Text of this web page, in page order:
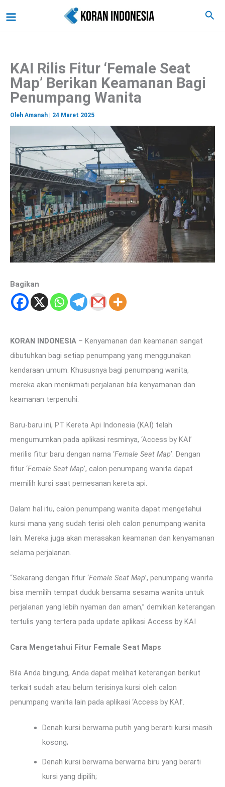
ke
Cari
KAI Rilis Fitur ‘Female Seat
Map’ Berikan Keamanan Bagi
Penumpang Wanita
Oleh Amanah 24 Maret 2025
Bagikan
KORAN INDONESIA – Kenyamanan dan keamanan sangat
dibutuhkan bagi setiap penumpang yang menggunakan
kendaraan umum. Khususnya bagi penumpang wanita,
mereka akan menikmati perjalanan bila kenyamanan dan
keamanan terpenuhi.
Baru-baru ini, PT Kereta Api Indonesia (KAI) telah
mengumumkan pada aplikasi resminya, ‘Access by KAI’
merilis fitur baru dengan nama ‘Female Seat Map’. Dengan
fitur ‘Female Seat Map’, calon penumpang wanita dapat
memilih kursi saat pemesanan kereta api.
Dalam hal itu, calon penumpang wanita dapat mengetahui
kursi mana yang sudah terisi oleh calon penumpang wanita
lain. Mereka juga akan merasakan keamanan dan kenyamanan
selama perjalanan.
“Sekarang dengan fitur ‘Female Seat Map’, penumpang wanita
bisa memilih tempat duduk bersama sesama wanita untuk
perjalanan yang lebih nyaman dan aman,” demikian keterangan
tertulis yang tertera pada update aplikasi Access by KAI
Cara Mengetahui Fitur Female Seat Maps
Bila Anda bingung, Anda dapat melihat keterangan berikut
terkait sudah atau belum terisinya kursi oleh calon
penumpang wanita lain pada aplikasi ‘Access by KAI’.
Denah kursi berwarna putih yang berarti kursi masih
kosong;
Denah kursi berwarna berwarna biru yang berarti
kursi yang dipilih;
a